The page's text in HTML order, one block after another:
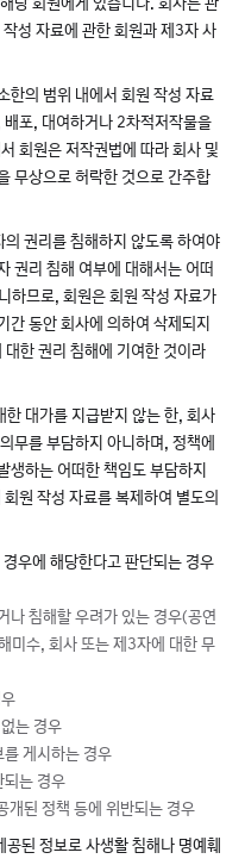
당 회원에게 있습니다. 회사는 관
성 자료에 관한 회원과 제3자 사
한의 범위 내에서 회원 작성 자료
포, 대여하거나 2차적저작물을
회원은 저작권법에 따라 회사 및
무상으로 허락한 것으로 간주합
권리를 침해하지 않도록 하여야
권리 침해 여부에 대해서는 어떠
하므로, 회원은 회원 작성 자료가
간 동안 회사에 의하여 삭제되지
한 권리 침해에 기여한 것이라
대가를 지급받지 않는 한, 회사
무를 부담하지 아니하며, 정책에
생하는 어떠한 책임도 부담하지
원 작성 자료를 복제하여 별도의
우에 해당한다고 판단되는 경우
침해할 우려가 있는 경우(공연
미수, 회사 또는 제3자에 대한 무
는 경우
게시하는 경우
는 경우
개된 정책 등에 위반되는 경우
된 정보로 사생활 침해나 명예훼